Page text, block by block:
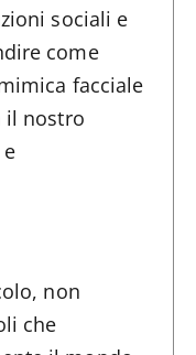
sociali e
come
facciale
il nostro
non
che